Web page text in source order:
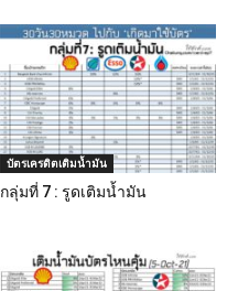
บัตรเครดิตเติมน้ำมัน
กลุ่มที่ 7 : รูดเติมน้ำมัน